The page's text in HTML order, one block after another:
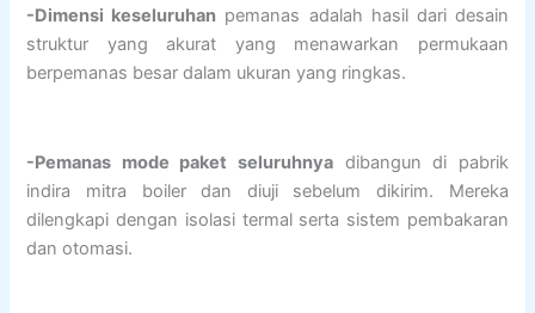
-Dimensi keseluruhan pemanas adalah hasil dari desain
struktur yang akurat yang menawarkan permukaan
berpemanas besar dalam ukuran yang ringkas.
-Pemanas mode paket seluruhnya dibangun di pabrik
indira mitra boiler dan diuji sebelum dikirim. Mereka
dilengkapi dengan isolasi termal serta sistem pembakaran
dan otomasi.